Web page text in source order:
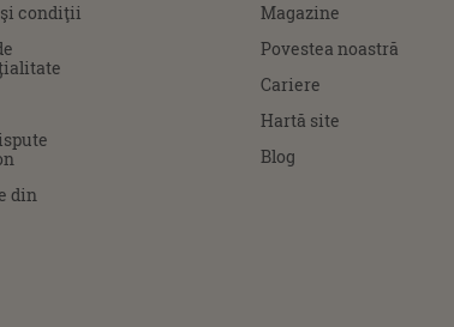
condiţii
din
Magazine
Povestea noastră
Cariere
Hartă site
Blog